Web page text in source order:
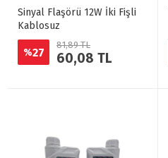
Sinyal Flaşörü 12W İki Fişli
Kablosuz
%27
81,89 TL
60,08 TL